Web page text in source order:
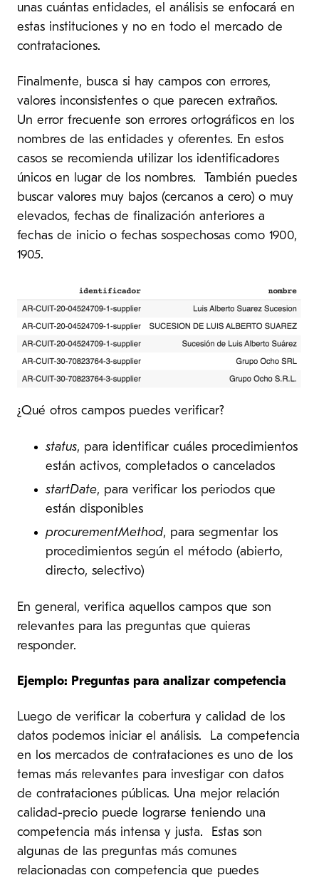
unas cuántas entidades, el análisis se enfocará en
estas instituciones y no en todo el mercado de
contrataciones.
Finalmente, busca si hay campos con errores,
valores inconsistentes o que parecen extraños.
Un error frecuente son errores ortográficos en los
nombres de las entidades y oferentes. En estos
casos se recomienda utilizar los identificadores
únicos en lugar de los nombres. También puedes
buscar valores muy bajos (cercanos a cero) o muy
elevados, fechas de finalización anteriores a
fechas de inicio o fechas sospechosas como 1900,
1905.
¿Qué otros campos puedes verificar?
status, para identificar cuáles procedimientos
están activos, completados o cancelados
startDate, para verificar los periodos que
están disponibles
procurementMethod, para segmentar los
procedimientos según el método (abierto,
directo, selectivo)
En general, verifica aquellos campos que son
relevantes para las preguntas que quieras
responder.
Ejemplo: Preguntas para analizar competencia
Luego de verificar la cobertura y calidad de los
datos podemos iniciar el análisis. La competencia
en los mercados de contrataciones es uno de los
temas más relevantes para investigar con datos
de contrataciones públicas. Una mejor relación
calidad-precio puede lograrse teniendo una
competencia más intensa y justa. Estas son
algunas de las preguntas más comunes
relacionadas con competencia que puedes